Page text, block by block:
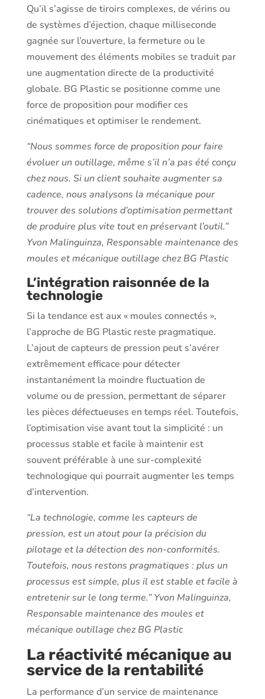
Qu’il s’agisse de tiroirs complexes, de vérins ou
de systèmes d’éjection, chaque milliseconde
gagnée sur l’ouverture, la fermeture ou le
mouvement des éléments mobiles se traduit par
une augmentation directe de la productivité
globale. BG Plastic se positionne comme une
force de proposition pour modifier ces
cinématiques et optimiser le rendement.
“Nous sommes force de proposition pour faire
évoluer un outillage, même s’il n’a pas été conçu
chez nous. Si un client souhaite augmenter sa
cadence, nous analysons la mécanique pour
trouver des solutions d’optimisation permettant
de produire plus vite tout en préservant l’outil.”
Yvon Malinguinza, Responsable maintenance des
moules et mécanique outillage chez BG Plastic
L’intégration raisonnée de la
technologie
Si la tendance est aux « moules connectés »,
l’approche de BG Plastic reste pragmatique.
L’ajout de capteurs de pression peut s’avérer
extrêmement efficace pour détecter
instantanément la moindre fluctuation de
volume ou de pression, permettant de séparer
les pièces défectueuses en temps réel. Toutefois,
l’optimisation vise avant tout la simplicité : un
processus stable et facile à maintenir est
souvent préférable à une sur-complexité
technologique qui pourrait augmenter les temps
d’intervention.
“La technologie, comme les capteurs de
pression, est un atout pour la précision du
pilotage et la détection des non-conformités.
Toutefois, nous restons pragmatiques : plus un
processus est simple, plus il est stable et facile à
entretenir sur le long terme.” Yvon Malinguinza,
Responsable maintenance des moules et
mécanique outillage chez BG Plastic
La réactivité mécanique au
service de la rentabilité
La performance d’un service de maintenance